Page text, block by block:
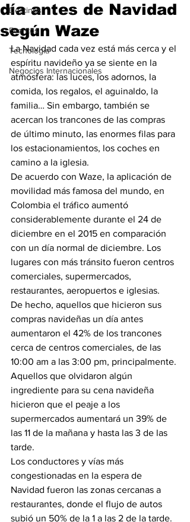
Destinos
Eventos
Tecnología
Negocios Internacionales
día antes de Navidad
según Waze
La Navidad cada vez está más cerca y el
espíritu navideño ya se siente en la
atmósfera: las luces, los adornos, la
comida, los regalos, el aguinaldo, la
familia… Sin embargo, también se
acercan los trancones de las compras
de último minuto, las enormes filas para
los estacionamientos, los coches en
camino a la iglesia.
De acuerdo con Waze, la aplicación de
movilidad más famosa del mundo, en
Colombia el tráfico aumentó
considerablemente durante el 24 de
diciembre en el 2015 en comparación
con un día normal de diciembre. Los
lugares con más tránsito fueron centros
comerciales, supermercados,
restaurantes, aeropuertos e iglesias.
De hecho, aquellos que hicieron sus
compras navideñas un día antes
aumentaron el 42% de los trancones
cerca de centros comerciales, de las
10:00 am a las 3:00 pm, principalmente.
Aquellos que olvidaron algún
ingrediente para su cena navideña
hicieron que el peaje a los
supermercados aumentará un 39% de
las 11 de la mañana y hasta las 3 de las
tarde.
Los conductores y vías más
congestionadas en la espera de
Navidad fueron las zonas cercanas a
restaurantes, donde el flujo de autos
subió un 50% de la 1 a las 2 de la tarde.